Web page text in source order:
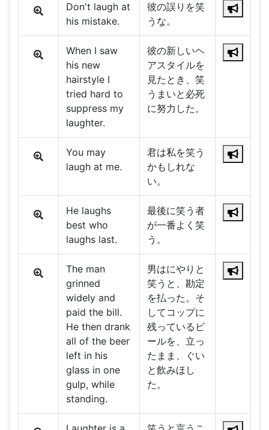
Don't laugh at
his mistake.
彼の誤りを笑
うな。
When I saw
his new
hairstyle I
tried hard to
suppress my
laughter.
彼の新しいヘ
アスタイルを
見たとき、笑
うまいと必死
に努力した。
You may
laugh at me.
君は私を笑う
かもしれな
い。
He laughs
best who
laughs last.
最後に笑う者
が一番よく笑
う。
The man
grinned
widely and
paid the bill.
He then drank
all of the beer
left in his
glass in one
gulp, while
standing.
男はにやりと
笑うと、勘定
を払った。そ
してコップに
残っているビ
ールを、立っ
たまま、ぐい
と飲みほし
た。